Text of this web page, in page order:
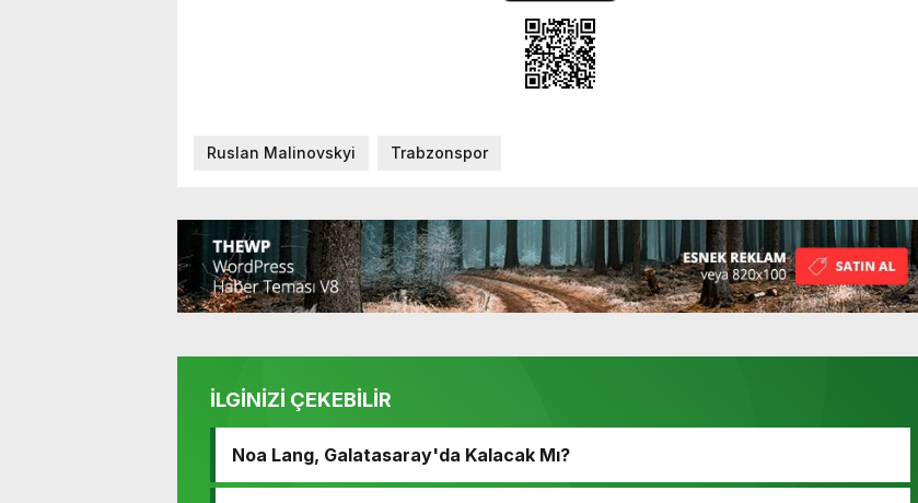
Ruslan Malinovskyi Trabzonspor
İLGİNİZİ ÇEKEBİLİR
Noa Lang, Galatasaray'da Kalacak Mı?